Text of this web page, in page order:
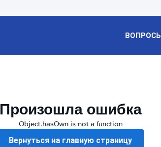
Произошла ошибка
Object.hasOwn is not a function
Вернуться на главную страницу